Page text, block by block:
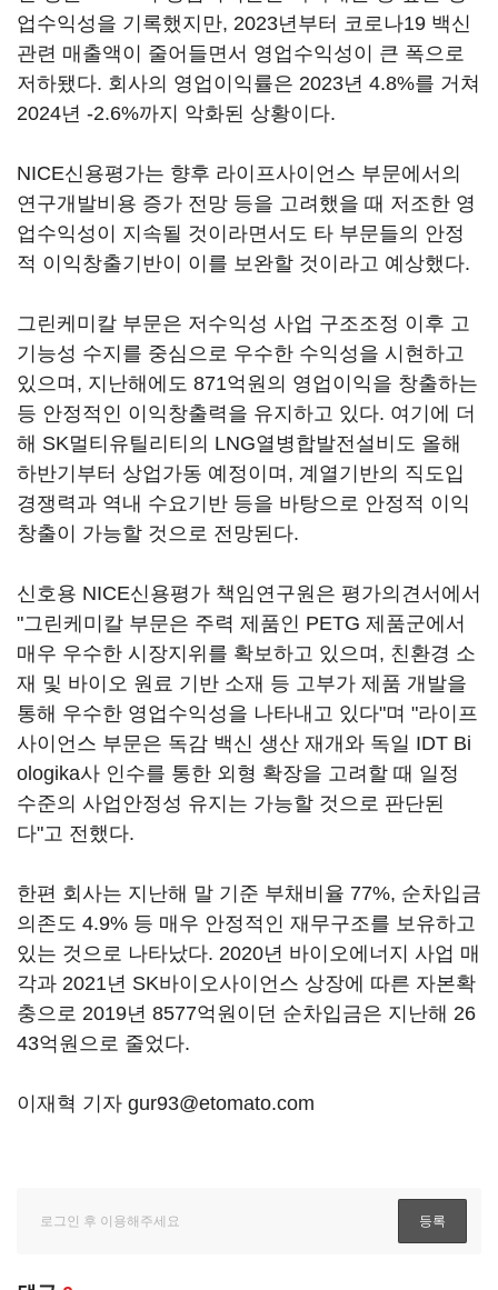
업수익성을 기록했지만, 2023년부터 코로나19 백신
관련 매출액이 줄어들면서 영업수익성이 큰 폭으로
저하됐다. 회사의 영업이익률은 2023년 4.8%를 거쳐
2024년 -2.6%까지 악화된 상황이다.
NICE신용평가는 향후 라이프사이언스 부문에서의
연구개발비용 증가 전망 등을 고려했을 때 저조한 영
업수익성이 지속될 것이라면서도 타 부문들의 안정
적 이익창출기반이 이를 보완할 것이라고 예상했다.
그린케미칼 부문은 저수익성 사업 구조조정 이후 고
기능성 수지를 중심으로 우수한 수익성을 시현하고
있으며, 지난해에도 871억원의 영업이익을 창출하는
등 안정적인 이익창출력을 유지하고 있다. 여기에 더
해 SK멀티유틸리티의 LNG열병합발전설비도 올해
하반기부터 상업가동 예정이며, 계열기반의 직도입
경쟁력과 역내 수요기반 등을 바탕으로 안정적 이익
창출이 가능할 것으로 전망된다.
신호용 NICE신용평가 책임연구원은 평가의견서에서
"그린케미칼 부문은 주력 제품인 PETG 제품군에서
매우 우수한 시장지위를 확보하고 있으며, 친환경 소
재 및 바이오 원료 기반 소재 등 고부가 제품 개발을
통해 우수한 영업수익성을 나타내고 있다"며 "라이프
사이언스 부문은 독감 백신 생산 재개와 독일 IDT Bi
ologika사 인수를 통한 외형 확장을 고려할 때 일정
수준의 사업안정성 유지는 가능할 것으로 판단된
다"고 전했다.
한편 회사는 지난해 말 기준 부채비율 77%, 순차입금
의존도 4.9% 등 매우 안정적인 재무구조를 보유하고
있는 것으로 나타났다. 2020년 바이오에너지 사업 매
각과 2021년 SK바이오사이언스 상장에 따른 자본확
충으로 2019년 8577억원이던 순차입금은 지난해 26
43억원으로 줄었다.
이재혁 기자 gur93@etomato.com